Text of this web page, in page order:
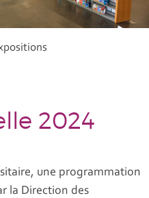
2024
une programmation
la Direction des